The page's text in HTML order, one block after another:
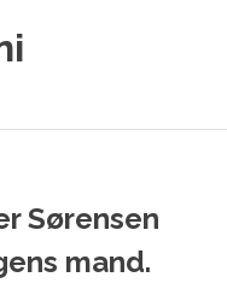
Sørensen
mand.